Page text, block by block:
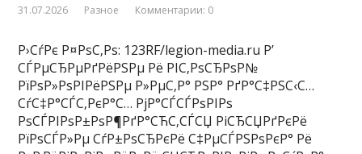
31.07.2026 Разное Комментарии: 0
Р›СѓРє Р¤РѕС‚Рѕ: 123RF/legion-media.ru Р’
СЃРµСЂРµРґРёРЅРµ Рё РІС‚РѕСЂРѕР№
РїРѕР»РѕРІРёРЅРµ Р»РµС‚Р° РЅР° РґР°С‡РЅС‹С…
СѓС‡Р°СЃС‚РєР°С… РјР°СЃСЃРѕРІРѕ
РѕСЃРІРѕР±РѕР¶РґР°СЋС‚СЃСЏ РіСЂСЏРґРєРё
РїРѕСЃР»Рµ СѓР±РѕСЂРєРё С‡РµСЃРЅРѕРєР° Рё